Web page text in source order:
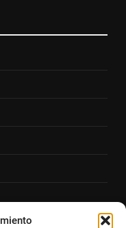
eléctricas en
para diseñar
eléctricas en